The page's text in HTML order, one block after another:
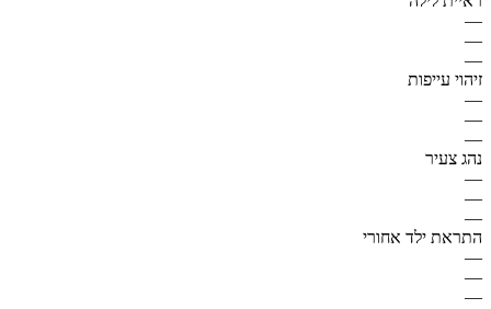
—
—
—
זיהוי עייפות
—
—
—
נהג צעיר
—
—
—
התראת ילד אחורי
—
—
—